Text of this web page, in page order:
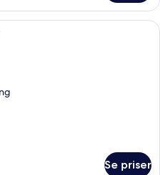
Safe på rommet, skrivebord,
Se priser